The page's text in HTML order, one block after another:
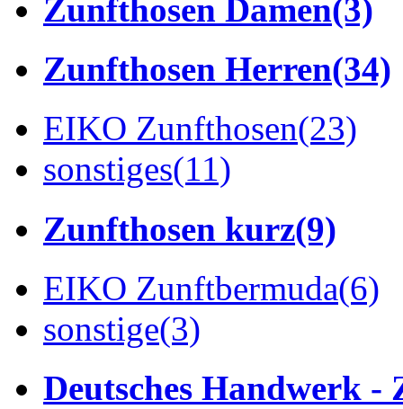
Zunfthosen Damen(3)
Zunfthosen Herren(34)
EIKO Zunfthosen(23)
sonstiges(11)
Zunfthosen kurz(9)
EIKO Zunftbermuda(6)
sonstige(3)
Deutsches Handwerk -